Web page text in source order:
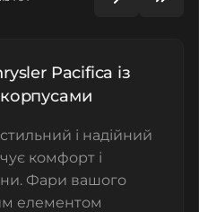
Pacifica із
і надійний
комфорт і
Фари вашого
елементом